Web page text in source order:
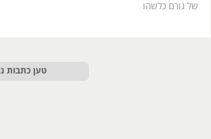
של גורם כלשהו
טען כתבות